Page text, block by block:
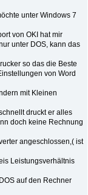
unter Windows 7
von OKI hat mir
unter DOS, kann das
so das die Beste
von Word
mit Kleinen
druckt er alles
doch keine Rechnung
angeschlossen,( ist
Leistungsverhältnis
auf den Rechner